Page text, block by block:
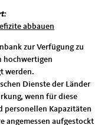
abbauen
zur Verfügung zu
hochwertigen
werden.
Dienste der Länder
wenn für diese
personellen Kapazitäten
angemessen aufgestockt